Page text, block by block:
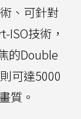
、可針對
ISO技術，
的Double
可達5000
質。